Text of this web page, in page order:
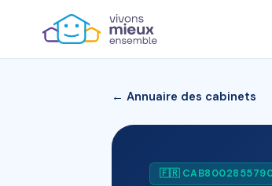
← Annuaire des cabinets
🇫🇷